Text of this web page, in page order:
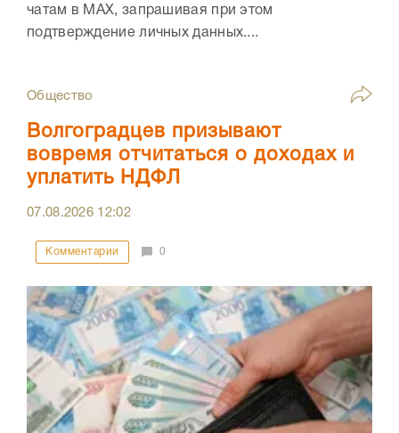
чатам в МАХ, запрашивая при этом
подтверждение личных данных....
Общество
Волгоградцев призывают
вовремя отчитаться о доходах и
уплатить НДФЛ
07.08.2026 12:02
Комментарии 0